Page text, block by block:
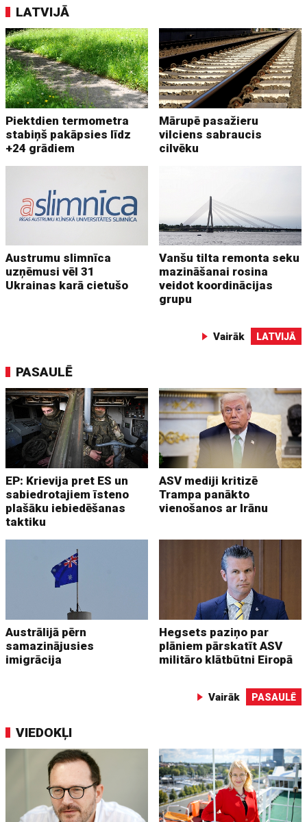
LATVIJĀ
Piektdien termometra
stabiņš pakāpsies līdz
+24 grādiem
Mārupē pasažieru
vilciens sabraucis
cilvēku
Austrumu slimnīca
uzņēmusi vēl 31
Ukrainas karā cietušo
Vanšu tilta remonta seku
mazināšanai rosina
veidot koordinācijas
grupu
Vairāk LATVIJĀ
PASAULĒ
EP: Krievija pret ES un
sabiedrotajiem īsteno
plašāku iebiedēšanas
taktiku
ASV mediji kritizē
Trampa panākto
vienošanos ar Irānu
Austrālijā pērn
samazinājusies
imigrācija
Hegsets paziņo par
plāniem pārskatīt ASV
militāro klātbūtni Eiropā
Vairāk PASAULĒ
VIEDOKĻI